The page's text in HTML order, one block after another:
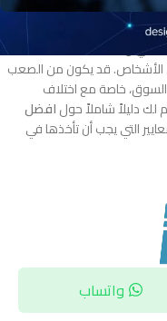
والممتلكات، أصبحت
من الأشخاص. قد يكون من الصعب
السوق، خاصة مع اختلاف
لك دليلاً شاملاً حولافضل
التي يجب أن تأخذها في
واتساب